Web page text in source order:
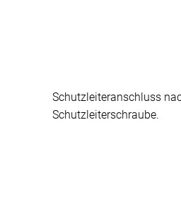
Schutzleiteranschluss
Schutzleiterschraube.